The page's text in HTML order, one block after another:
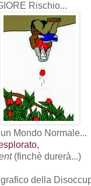
Rischio...
Mondo Normale...
(finchè durerà...)
della